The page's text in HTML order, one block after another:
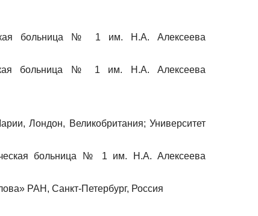
больница № 1 им. Н.А. Алексеева
больница № 1 им. Н.А. Алексеева
Лондон, Великобритания; Университет
больница № 1 им. Н.А. Алексеева
РАН, Санкт-Петербург, Россия